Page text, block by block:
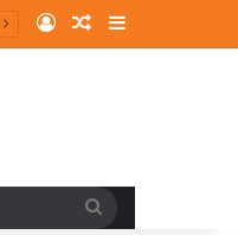
Log InRandom Article
Sidebar